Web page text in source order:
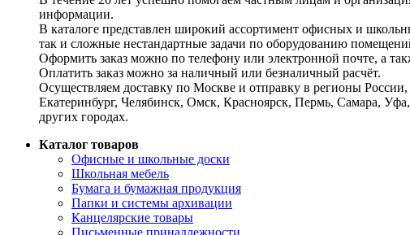
информации.
В каталоге представлен широкий ассортимент офисных и
так и сложные нестандартные задачи по оборудованию
Оформить заказ можно по телефону или электронной почте, а
Оплатить заказ можно за наличный или безналичный расчёт.
Осуществляем доставку по Москве и отправку в регионы
Екатеринбург, Челябинск, Омск, Красноярск, Пермь, Самара,
других городах.
Каталог товаров
Офисные и школьные доски
Школьная мебель
Бумага и бумажная продукция
Папки и системы архивации
Канцелярские товары
Письменные принадлежности